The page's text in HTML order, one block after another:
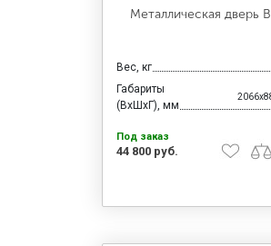
Металлическая дверь
Вес, кг
Габариты
(ВхШхГ), мм
Под заказ
44 800 руб.